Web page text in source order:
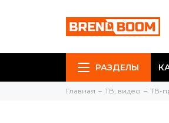
РАЗДЕЛЫ
Главная ТВ, видео ТВ-